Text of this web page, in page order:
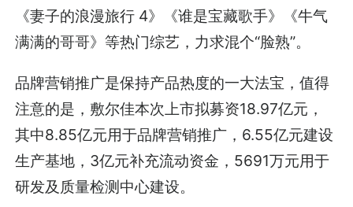
《妻子的浪漫旅行 4》《谁是宝藏歌手》《牛气
满满的哥哥》等热门综艺，力求混个“脸熟”。
品牌营销推广是保持产品热度的一大法宝，值得
注意的是，敷尔佳本次上市拟募资18.97亿元，
其中8.85亿元用于品牌营销推广，6.55亿元建设
生产基地，3亿元补充流动资金，5691万元用于
研发及质量检测中心建设。